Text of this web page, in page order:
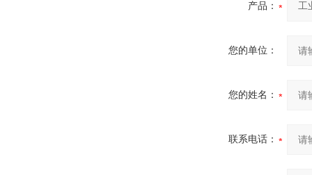
产品：
您的单位：
您的姓名：
联系电话：